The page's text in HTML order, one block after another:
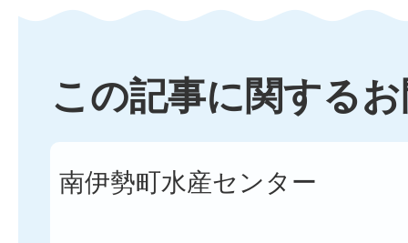
この記事に関する
南伊勢町水産センター